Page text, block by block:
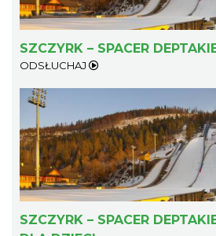
SZCZYRK – SPACER
ODSŁUCHAJ
SZCZYRK – SPACER